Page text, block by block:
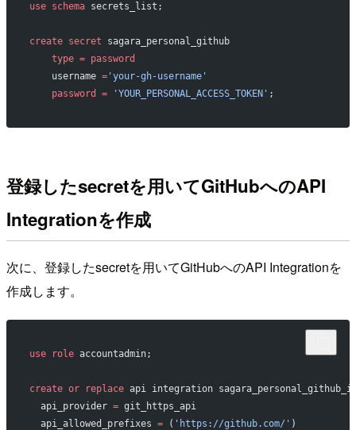
use schema secrets_list;
create secret sagara_personal_github
    type
= password
    username
='your-gh-username'
    password
= 'YOUR_PERSONAL_ACCESS_TOKEN' ;
登録したsecretを用いてGitHubへのAPI
Integrationを作成
次に、登録したsecretを用いてGitHubへのAPI Integrationを
作成します。
use role accountadmin;
create or replace api integration
  api_provider
= git_https_api
  api_allowed_prefixes
= ( 'https://github.com/' )